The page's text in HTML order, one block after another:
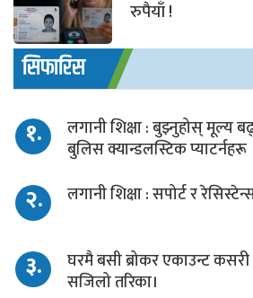
रुपैयाँ !
सिफारिस
१.
लगानी शिक्षा : बुझ्नुहोस् मूल्य
बुलिस क्यान्डलस्टिक प्याटर्नहरू
२. लगानी शिक्षा : सपोर्ट र
३.
घरमै बसी ब्रोकर एकाउन्ट
सजिलो तरिका।